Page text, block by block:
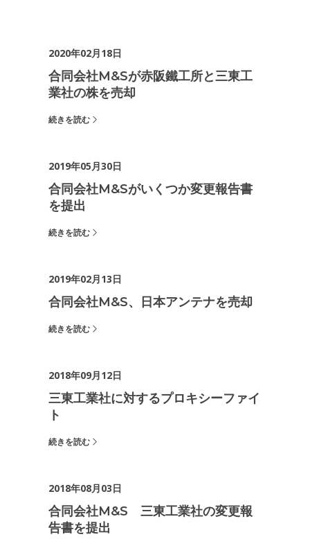
2020年02月18日
合同会社M&Sが赤阪鐵工所と三東工
業社の株を売却
続きを読む
2019年05月30日
合同会社M&Sがいくつか変更報告書
を提出
続きを読む
2019年02月13日
合同会社M&S、日本アンテナを売却
続きを読む
2018年09月12日
三東工業社に対するプロキシーファイ
ト
続きを読む
2018年08月03日
合同会社M&S 三東工業社の変更報
告書を提出